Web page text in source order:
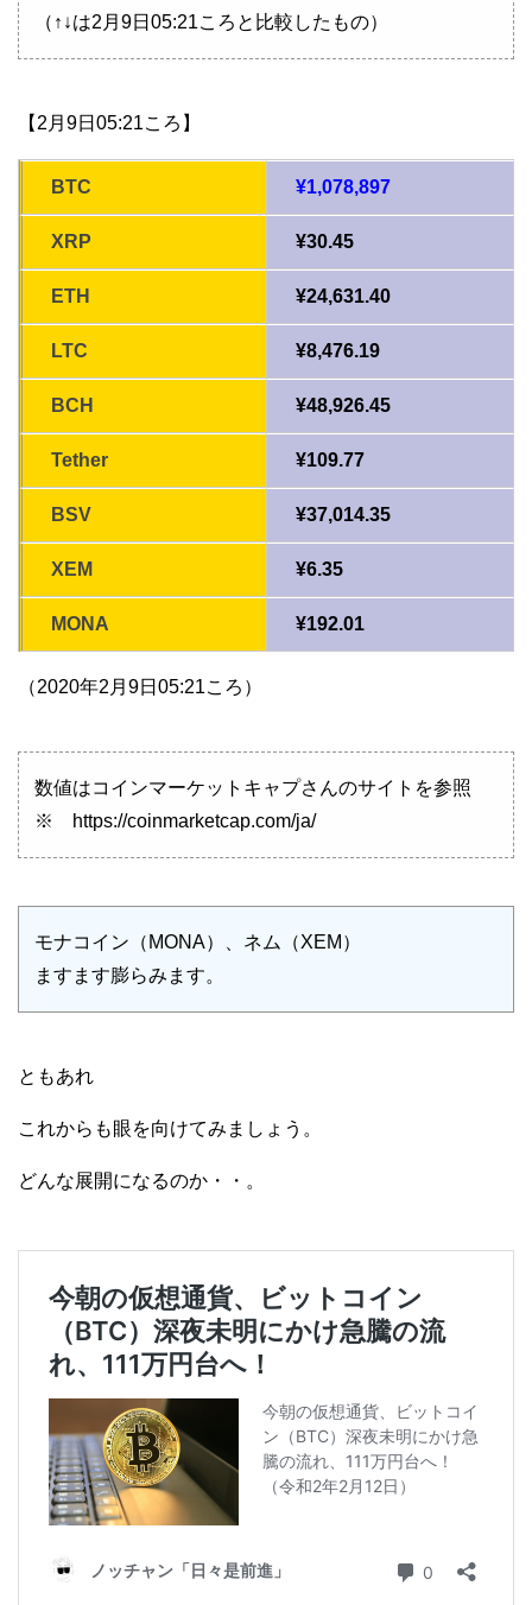
（↑↓は2月9日05:21ころと比較したもの）
【2月9日05:21ころ】
BTC ¥1,078,897
XRP ¥30.45
ETH ¥24,631.40
LTC ¥8,476.19
BCH ¥48,926.45
Tether ¥109.77
BSV ¥37,014.35
XEM ¥6.35
MONA ¥192.01
（2020年2月9日05:21ころ）
数値はコインマーケットキャプさんのサイトを参照
※ https://coinmarketcap.com/ja/
モナコイン（MONA）、ネム（XEM）
ますます膨らみます。
ともあれ
これからも眼を向けてみましょう。
どんな展開になるのか・・。